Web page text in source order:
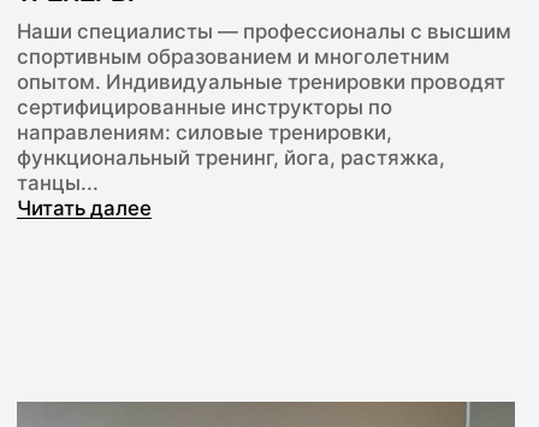
ПОЛУЧИТЬ ПЕРСОНАЛЬНУЮ
ТРЕНИРОВКУ В ПОДАРОК!
Напишите нам, и мы подробно
расскажем о занятиях в тренажерном
зале, стоимости абонементов,
расписании групповых программ и
услугах фитнес клуба. Получите
бесплатную индивидуальную